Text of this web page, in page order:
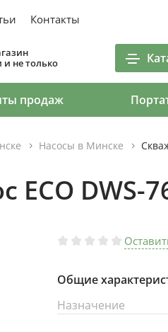
Контакты
и не только
продаж
Насосы в Минске
DWS-
Общие
Назначение